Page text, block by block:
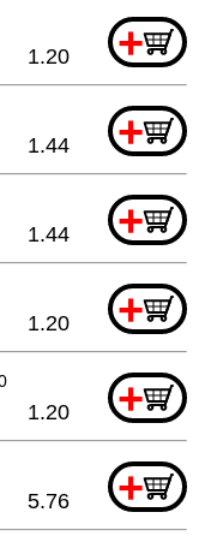
+
1.20
+
1.44
+
1.44
+
1.20
+
1.20
+
5.76